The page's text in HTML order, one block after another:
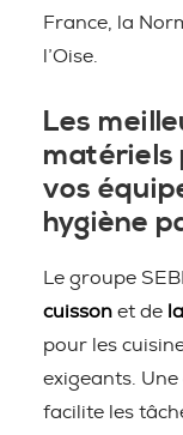
France, la
l’Oise.
Les
matériels
vos
hygiène
Le groupe
cuisson et de
pour les
exigeants.
facilite les